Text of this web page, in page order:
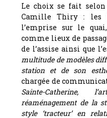
Le choix se fait
Camille Thiry : les
l’emprise sur le
comme lieux de
de l’assise ainsi que
multitude de modèles
station et de son
chargée de
Sainte-Catherine,
réaménagement de la
style ‘tracteur’ en